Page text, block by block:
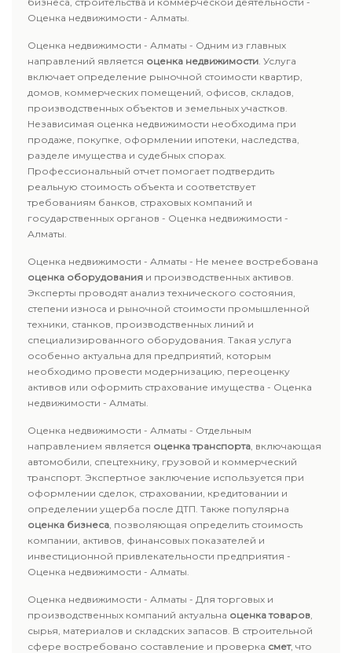
Оценка недвижимости - Алматы.
Оценка недвижимости - Алматы - Одним из главных
направлений является оценка недвижимости. Услуга
включает определение рыночной стоимости квартир,
домов, коммерческих помещений, офисов, складов,
производственных объектов и земельных участков.
Независимая оценка недвижимости необходима при
продаже, покупке, оформлении ипотеки, наследства,
разделе имущества и судебных спорах.
Профессиональный отчет помогает подтвердить
реальную стоимость объекта и соответствует
требованиям банков, страховых компаний и
государственных органов - Оценка недвижимости -
Алматы.
Оценка недвижимости - Алматы - Не менее востребована
оценка оборудования и производственных активов.
Эксперты проводят анализ технического состояния,
степени износа и рыночной стоимости промышленной
техники, станков, производственных линий и
специализированного оборудования. Такая услуга
особенно актуальна для предприятий, которым
необходимо провести модернизацию, переоценку
активов или оформить страхование имущества - Оценка
недвижимости - Алматы.
Оценка недвижимости - Алматы - Отдельным
направлением является оценка транспорта, включающая
автомобили, спецтехнику, грузовой и коммерческий
транспорт. Экспертное заключение используется при
оформлении сделок, страховании, кредитовании и
определении ущерба после ДТП. Также популярна
оценка бизнеса, позволяющая определить стоимость
компании, активов, финансовых показателей и
инвестиционной привлекательности предприятия -
Оценка недвижимости - Алматы.
Оценка недвижимости - Алматы - Для торговых и
производственных компаний актуальна оценка товаров,
сырья, материалов и складских запасов. В строительной
сфере востребовано составление и проверка смет, что